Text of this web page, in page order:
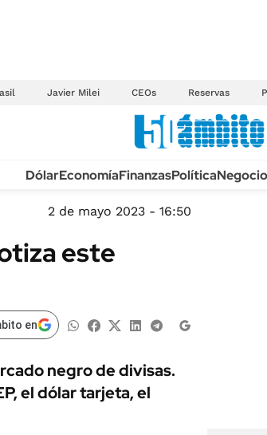
Javier Milei CEOs Reservas
TECNOLOGÍA
MÉXICO
MUNDO
LIFESTYLE
AUTOS
DólarEconomíaFinanzasPolítica
2 de mayo 2023 - 16:50
este
en
negro de divisas.
el dólar tarjeta, el